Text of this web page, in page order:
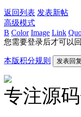
返回列表 发表新帖
高级模式
B Color Image Link
您需要登录后才可以
本版积分规则 发表回复
专注源